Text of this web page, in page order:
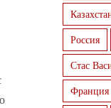
Россия
Стас
Франция